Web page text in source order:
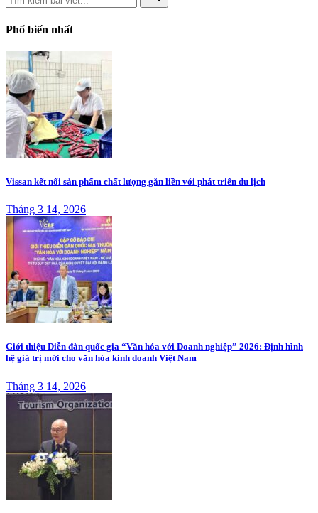
Phổ biến nhất
Vissan kết nối sản phẩm chất lượng gắn liền với phát triển du lịch
Tháng 3 14, 2026
Giới thiệu Diễn đàn quốc gia “Văn hóa với Doanh nghiệp” 2026: Định hình
hệ giá trị mới cho văn hóa kinh doanh Việt Nam
Tháng 3 14, 2026